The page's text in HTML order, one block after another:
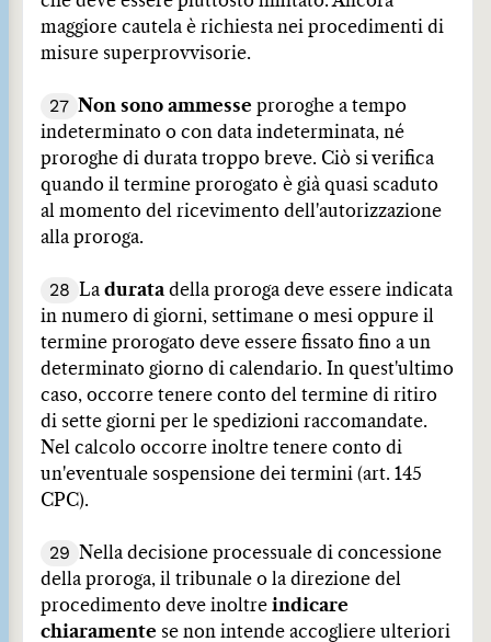
maggiore cautela è richiesta nei procedimenti di
misure superprovvisorie.
27 Non sono ammesse proroghe a tempo
indeterminato o con data indeterminata, né
proroghe di durata troppo breve. Ciò si verifica
quando il termine prorogato è già quasi scaduto
al momento del ricevimento dell'autorizzazione
alla proroga.
28 La durata della proroga deve essere indicata
in numero di giorni, settimane o mesi oppure il
termine prorogato deve essere fissato fino a un
determinato giorno di calendario. In quest'ultimo
caso, occorre tenere conto del termine di ritiro
di sette giorni per le spedizioni raccomandate.
Nel calcolo occorre inoltre tenere conto di
un'eventuale sospensione dei termini (art. 145
CPC).
29
Nella decisione processuale di concessione
della proroga, il tribunale o la direzione del
procedimento deve inoltre indicare
chiaramente se non intende accogliere ulteriori